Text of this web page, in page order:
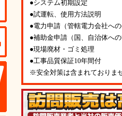
その他の商品
対応地域
●システム初期設定
●試運転、使用方法説明
●電力申請（管轄電力会社へ
●補助金申請（国、自治体へ
●現場廃材・ゴミ処理
●工事品質保証10年間付
※安全対策は含まれておりま